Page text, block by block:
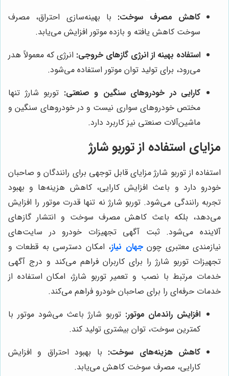
کاهش مصرف سوخت: با بهینه‌سازی احتراق، مصرف
سوخت کاهش یافته و بازده موتور افزایش می‌یابد.
استفاده بهینه از انرژی گازهای خروجی: انرژی که معمولاً هدر
می‌رود، برای تولید توان موتور استفاده می‌شود.
کارایی در خودروهای سنگین و صنعتی: توربو شارژ تنها
مختص خودروهای سواری نیست و در خودروهای سنگین و
ماشین‌آلات صنعتی نیز کاربرد دارد.
مزایای استفاده از توربو شارژ
استفاده از توربو شارژ مزایای قابل توجهی برای رانندگان و صاحبان
خودرو دارد و باعث افزایش کارایی، کاهش هزینه‌ها و بهبود
تجربه رانندگی می‌شود. توربو شارژ نه تنها قدرت موتور را افزایش
می‌دهد، بلکه باعث کاهش مصرف سوخت و انتشار گازهای
آلاینده می‌شود. ثبت آگهی تجهیزات خودرو در سایت‌های
نیازمندی معتبری چونجهان نیاز، امکان دسترسی به قطعات و
تجهیزات توربو شارژ را برای کاربران فراهم می‌کند و درج آگهی
خدمات مرتبط با نصب و تعمیر توربو شارژ، امکان استفاده از
خدمات حرفه‌ای را برای صاحبان خودرو فراهم می‌کند.
افزایش راندمان موتور: توربو شارژ باعث می‌شود موتور با
کمترین سوخت، توان بیشتری تولید کند.
کاهش هزینه‌های سوخت: با بهبود احتراق و افزایش
کارایی، مصرف سوخت کاهش می‌یابد.